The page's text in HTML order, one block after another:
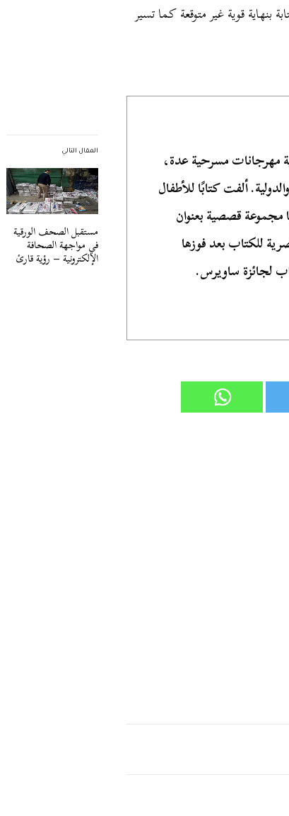
المقال التالي
مستقبل الصحف الورقية
في مواجهة الصحافة
الإلكترونية – رؤية قارئ
قوية غير متوقعة كما تسير
مهرجانات مسرحية عدة،
ألفت كتابًا للأطفال
قصصية بعنوان
للكتاب بعد فوزها
لجائزة ساويرس.